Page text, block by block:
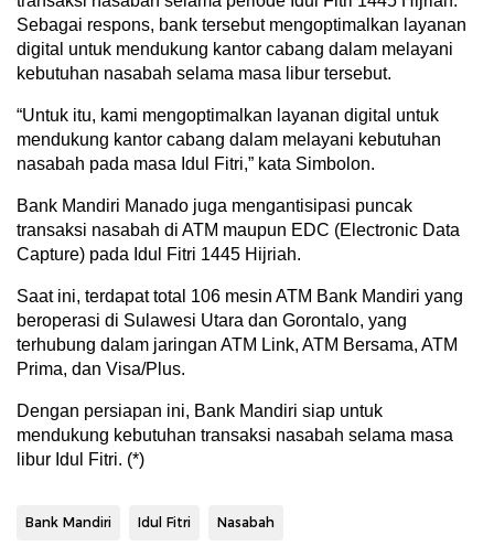
Sebagai respons, bank tersebut mengoptimalkan layanan
digital untuk mendukung kantor cabang dalam melayani
kebutuhan nasabah selama masa libur tersebut.
“Untuk itu, kami mengoptimalkan layanan digital untuk
mendukung kantor cabang dalam melayani kebutuhan
nasabah pada masa Idul Fitri,” kata Simbolon.
Bank Mandiri Manado juga mengantisipasi puncak
transaksi nasabah di ATM maupun EDC (Electronic Data
Capture) pada Idul Fitri 1445 Hijriah.
Saat ini, terdapat total 106 mesin ATM Bank Mandiri yang
beroperasi di Sulawesi Utara dan Gorontalo, yang
terhubung dalam jaringan ATM Link, ATM Bersama, ATM
Prima, dan Visa/Plus.
Dengan persiapan ini, Bank Mandiri siap untuk
mendukung kebutuhan transaksi nasabah selama masa
libur Idul Fitri. (*)
Bank Mandiri Idul Fitri Nasabah